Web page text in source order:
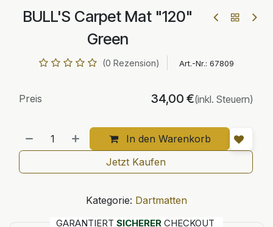
BULL'S Carpet Mat "120"
Green
(0 Rezension) Art.-Nr.: 67809
In den Warenkorb
Preis 34,00 €(inkl. Steuern)
Jetzt Kaufen
Kategorie: Dartmatten
GARANTIERT SICHERER CHECKOUT